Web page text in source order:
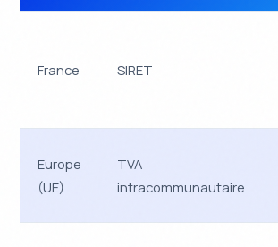
France SIRET
Europe
(UE)
TVA
intracommunautaire